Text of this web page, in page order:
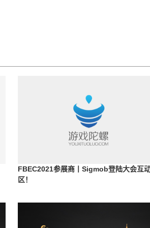
FBEC2021参展商丨Sigmob登陆大会互
区！